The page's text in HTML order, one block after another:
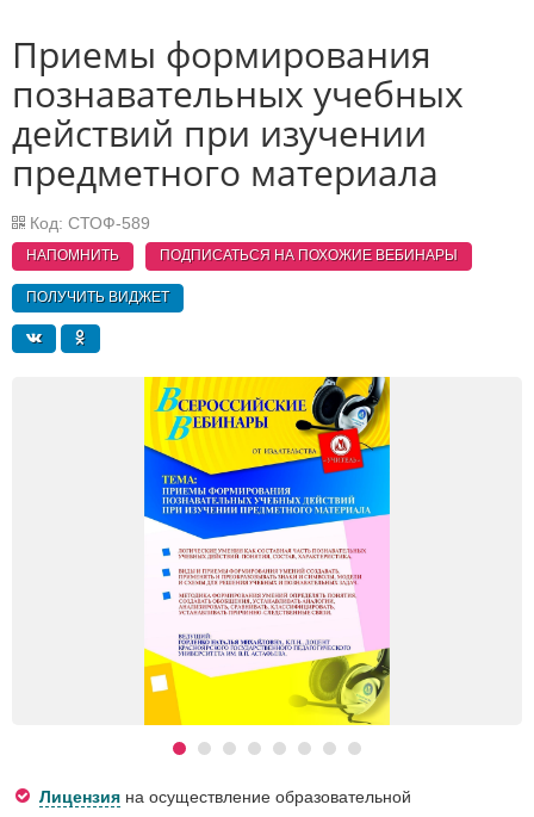
Приемы формирования
познавательных учебных
действий при изучении
предметного материала
Код: СТОФ-589
НАПОМНИТЬ ПОДПИСАТЬСЯ НА ПОХОЖИЕВЕБИНАРЫ
ПОЛУЧИТЬ ВИДЖЕТ
Лицензия на осуществление образовательной